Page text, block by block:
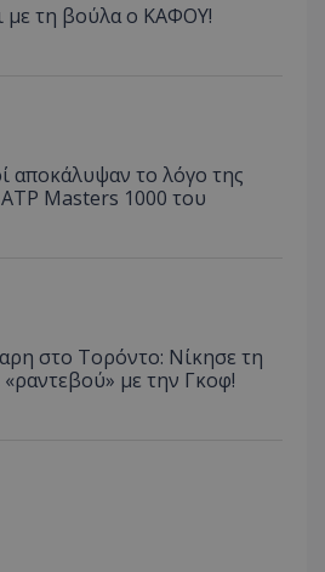
με τη βούλα ο ΚΑΦΟΥ!
αποκάλυψαν το λόγο της
Masters 1000 του
στο Τορόντο: Νίκησε τη
«ραντεβού» με την Γκοφ!